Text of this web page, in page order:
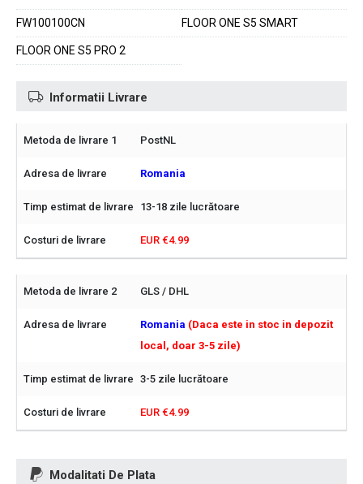
FW100100CN FLOOR ONE S5 SMART
FLOOR ONE S5 PRO 2
Informatii Livrare
PostNL
Romania
13-18 zile lucrătoare
EUR €4.99
GLS / DHL
Romania (Daca este in stoc in depozit
local, doar 3-5 zile)
3-5 zile lucrătoare
EUR €4.99
Modalitati De Plata